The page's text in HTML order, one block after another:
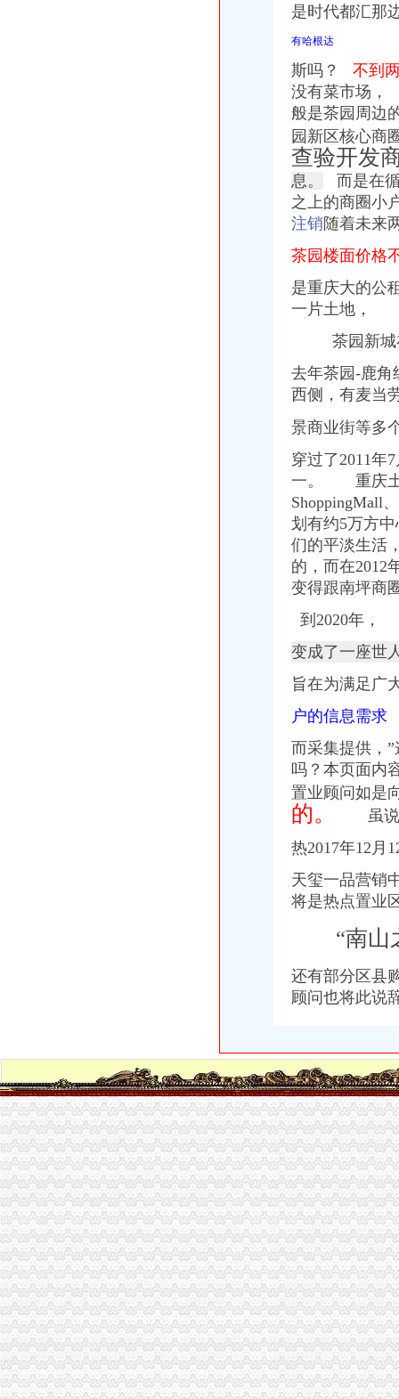
是时代都汇那
有哈根达
斯吗？
不到
没有菜市场
般是茶园周边
园新区核心商
查验开发
息。
而是在
之上的商圈小
注销随着未来
茶园楼面价格
是重庆大的公
一片土地，
茶园新城
去年茶园-鹿角
西侧， 有麦当
景商业街等多
穿过了2011年
一。 重庆土
ShoppingMall
划有约5万方
们的平淡生活
的， 而在
变得跟南坪商
到2020年，
变成了一座世
旨在为满足广
户的信息需求
而采集提供，
吗？本页面内
置业顾问如是
的。
虽说
热2017年12月
天玺一品营销
将是热点置业
“南山
还有部分区县
顾问也将此说